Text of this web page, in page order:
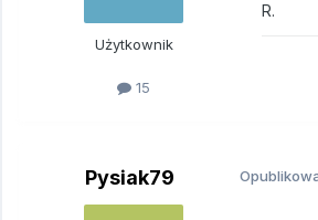
Użytkownik
15
R.
Pysiak79